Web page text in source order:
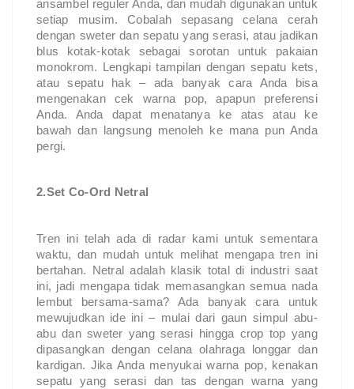
ansambel reguler Anda, dan mudah digunakan untuk
setiap musim. Cobalah sepasang celana cerah
dengan sweter dan sepatu yang serasi, atau jadikan
blus kotak-kotak sebagai sorotan untuk pakaian
monokrom. Lengkapi tampilan dengan sepatu kets,
atau sepatu hak – ada banyak cara Anda bisa
mengenakan cek warna pop, apapun preferensi
Anda. Anda dapat menatanya ke atas atau ke
bawah dan langsung menoleh ke mana pun Anda
pergi.
2.Set Co-Ord Netral
Tren ini telah ada di radar kami untuk sementara
waktu, dan mudah untuk melihat mengapa tren ini
bertahan. Netral adalah klasik total di industri saat
ini, jadi mengapa tidak memasangkan semua nada
lembut bersama-sama? Ada banyak cara untuk
mewujudkan ide ini – mulai dari gaun simpul abu-
abu dan sweter yang serasi hingga crop top yang
dipasangkan dengan celana olahraga longgar dan
kardigan. Jika Anda menyukai warna pop, kenakan
sepatu yang serasi dan tas dengan warna yang